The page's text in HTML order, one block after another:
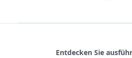
Entdecken Sie